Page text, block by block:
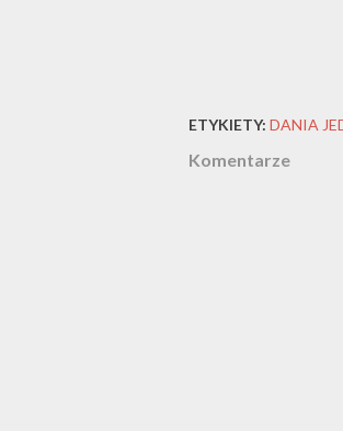
ETYKIETY: DANIA
Komentarze